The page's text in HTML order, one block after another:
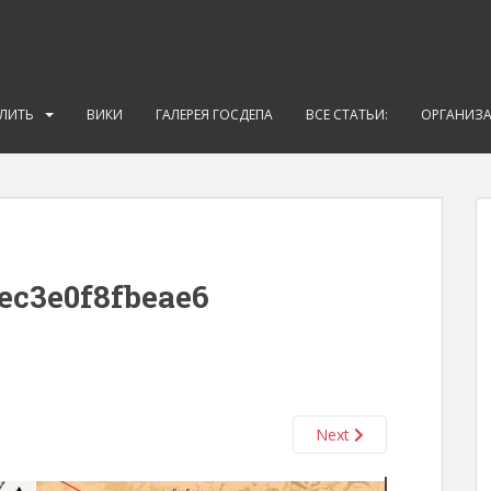
ВИКИ ГАЛЕРЕЯ ГОСДЕПА ВСЕ СТАТЬИ:
Next